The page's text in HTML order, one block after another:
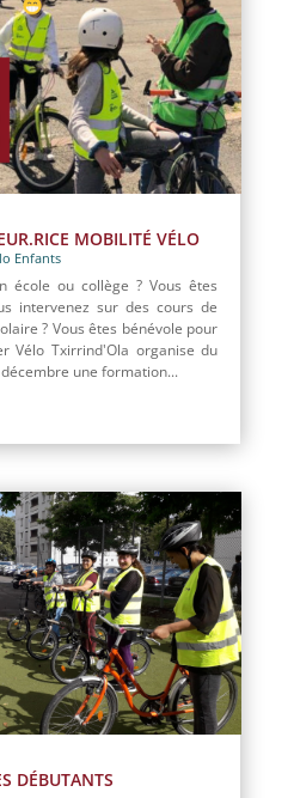
MOBILITÉ VÉLO
Enfants
école ou collège ? Vous êtes
intervenez sur des cours de
? Vous êtes bénévole pour
Vélo Txirrind'Ola organise du
une formation...
DÉBUTANTS